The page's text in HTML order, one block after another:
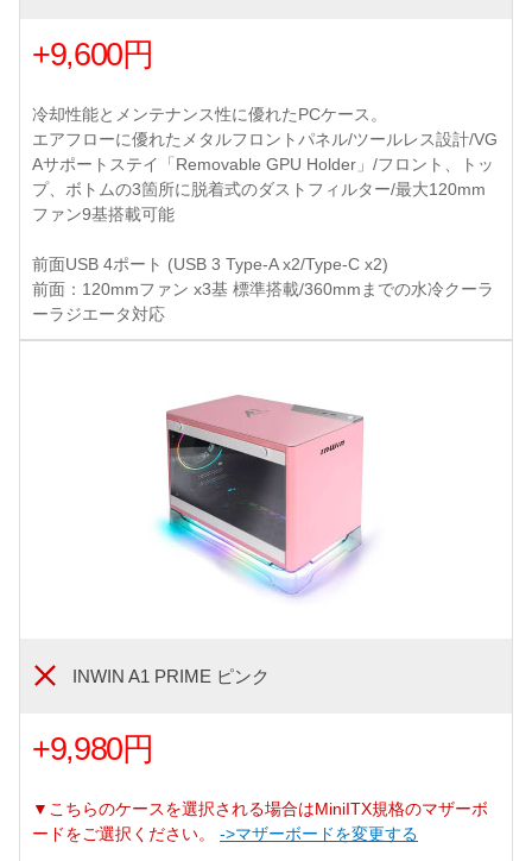
+9,600円
冷却性能とメンテナンス性に優れたPCケース。
エアフローに優れたメタルフロントパネル/ツールレス設計/VG
Aサポートステイ「Removable GPU Holder」/フロント、トッ
プ、ボトムの3箇所に脱着式のダストフィルター/最大120mm
ファン9基搭載可能
前面USB 4ポート (USB 3 Type-A x2/Type-C x2)
前面：120mmファン x3基 標準搭載/360mmまでの水冷クーラ
ーラジエータ対応
INWIN A1 PRIME ピンク
+9,980円
▼こちらのケースを選択される場合はMiniITX規格のマザーボ
ードをご選択ください。 ->マザーボードを変更する